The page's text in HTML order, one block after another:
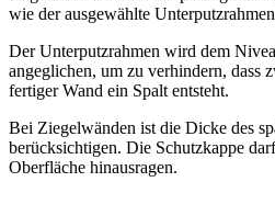
wie der ausgewählte
Der Unterputzrahmen wird dem
angeglichen, um zu verhindern, dass
fertiger Wand ein Spalt entsteht.
Bei Ziegelwänden ist die Dicke des
berücksichtigen. Die Schutzkappe
Oberfläche hinausragen.